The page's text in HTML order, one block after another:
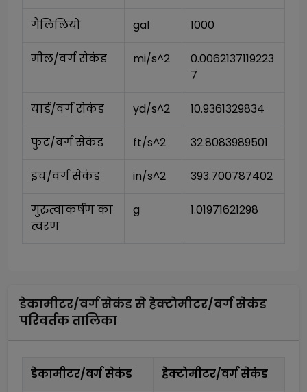
गैलिलियो gal 1000
मील/वर्ग सेकंड mi/s^2
0.0062137119223
7
यार्ड/वर्ग सेकंड yd/s^2 10.9361329834
फुट/वर्ग सेकंड ft/s^2 32.8083989501
इंच/वर्ग सेकंड in/s^2 393.700787402
गुरुत्वाकर्षण का
त्वरण
g 1.01971621298
डेकामीटर/वर्ग सेकंडसेहेक्टोमीटर/वर्ग सेकंड
परिवर्तक तालिका
डेकामीटर/वर्ग सेकंड हेक्टोमीटर/वर्ग सेकंड